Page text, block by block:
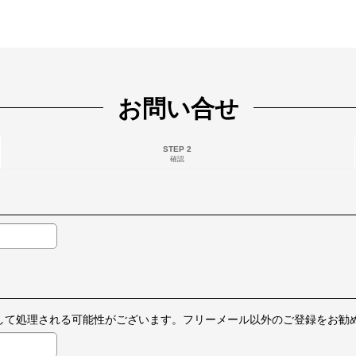
お問い合せ
STEP 2
確認
処理される可能性がございます。フリーメール以外のご登録をお勧